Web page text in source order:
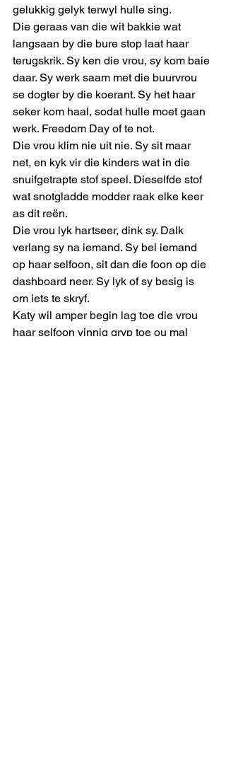
gelukkig gelyk terwyl hulle sing.
Die geraas van die wit bakkie wat
langsaan by die bure stop laat haar
terugskrik. Sy ken die vrou, sy kom baie
daar. Sy werk saam met die buurvrou
se dogter by die koerant. Sy het haar
seker kom haal, sodat hulle moet gaan
werk. Freedom Day of te not.
Die vrou klim nie uit nie. Sy sit maar
net, en kyk vir die kinders wat in die
snuifgetrapte stof speel. Dieselfde stof
wat snotgladde modder raak elke keer
as dit reën.
Die vrou lyk hartseer, dink sy. Dalk
verlang sy na iemand. Sy bel iemand
op haar selfoon, sit dan die foon op die
dashboard neer. Sy lyk of sy besig is
om iets te skryf.
Katy wil amper begin lag toe die vrou
haar selfoon vinnig gryp toe ou mal